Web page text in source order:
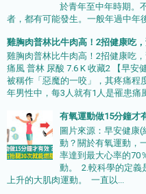
於青年至中年時期。
者，都有可能發生。一般年過中年
雞胸肉普林比牛肉高！2招健康吃
雞胸肉普林比牛肉高！2招健康吃
痛風 普林 尿酸 7.6 K 收藏2 【早安
被稱作「惡魔的一咬」，其疼痛程
年男性中，每3人就有1人是罹患痛
有氧運動做15分鐘才
圖片來源：早安健康
動？關於有氧運動，
率達到最大心率的70
動。 2.較科學的定義
上升的大肌肉運動。 一直以...